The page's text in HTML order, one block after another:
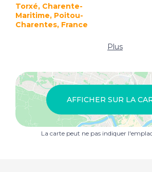
Torxé, Charente-
Maritime, Poitou-
Charentes, France
Plus
AFFICHER SUR LA
La carte peut ne pas indiquer